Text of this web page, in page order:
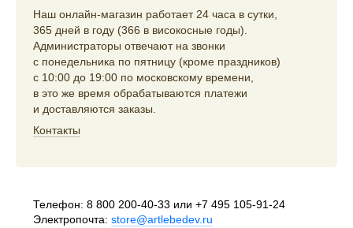
Наш онлайн-магазин работает 24 часа в сутки,
365 дней в году (366 в високосные годы).
Администраторы отвечают на звонки
с понедельника по пятницу (кроме праздников)
с 10:00 до 19:00 по московскому времени,
в это же время обрабатываются платежи
и доставляются заказы.
Контакты
Телефон: 8 800 200-40-33 или +7 495 105-91-24
Электропочта: store@artlebedev.ru